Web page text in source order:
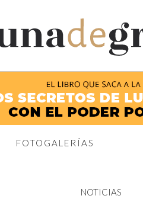
FOTOGALERÍAS
NOTICIAS